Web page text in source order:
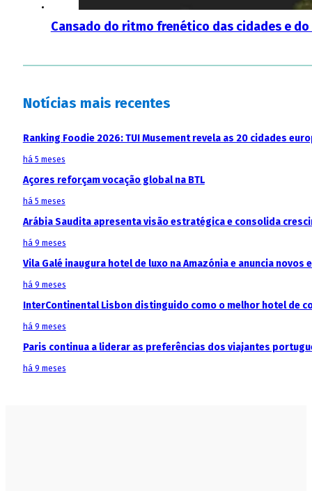
Cansado do ritmo frenético das cidades e
Notícias mais recentes
Ranking Foodie 2026: TUI Musement revela as 20 cidades
há 5 meses
Açores reforçam vocação global na BTL
há 5 meses
Arábia Saudita apresenta visão estratégica e consolida
há 9 meses
Vila Galé inaugura hotel de luxo na Amazónia e anuncia
há 9 meses
InterContinental Lisbon distinguido como o melhor hotel de
há 9 meses
Paris continua a liderar as preferências dos viajantes
há 9 meses